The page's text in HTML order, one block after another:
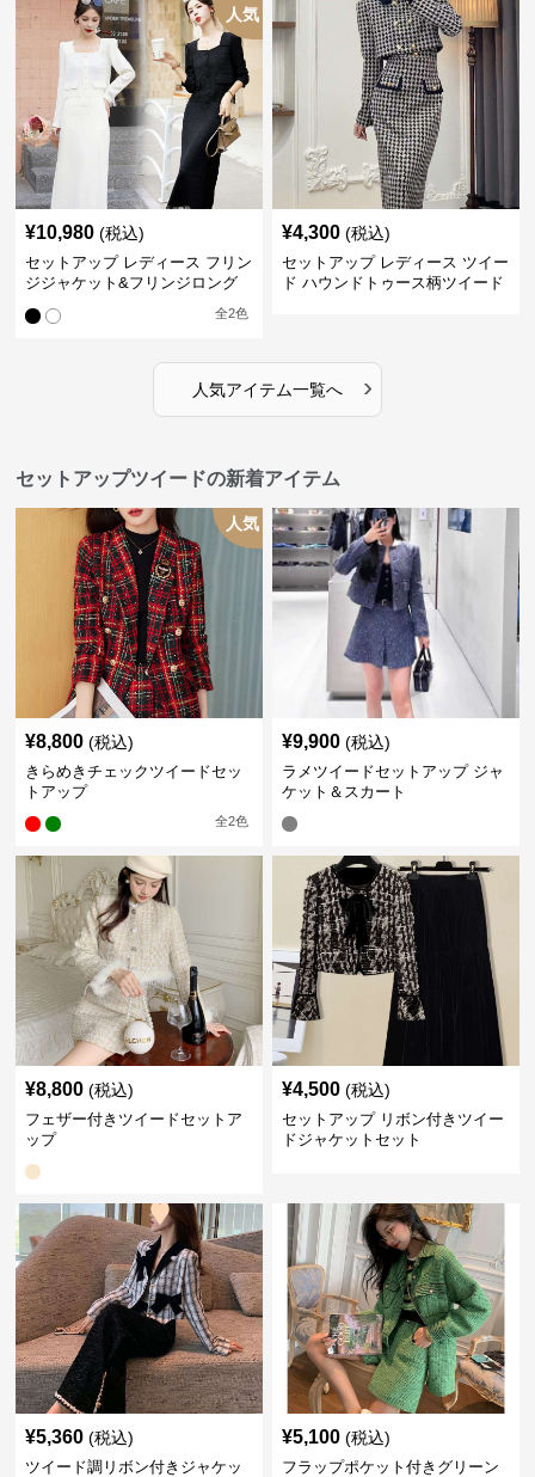
人気
¥10,980 (税込)
セットアップ レディース フリン
ジジャケット&フリンジロング
スカートツイードセットアップ
全2色
¥4,300 (税込)
セットアップ レディース ツイー
ド ハウンドトゥース柄ツイード
人気アイテム一覧へ ›
セットアップツイードの新着アイテム
人気
¥8,800 (税込)
きらめきチェックツイードセッ
トアップ
全2色
¥9,900 (税込)
ラメツイードセットアップ ジャ
ケット＆スカート
¥8,800 (税込)
フェザー付きツイードセットア
ップ
¥4,500 (税込)
セットアップ リボン付きツイー
ドジャケットセット
¥5,360 (税込)
ツイード調リボン付きジャケッ
¥5,100 (税込)
フラップポケット付きグリーン